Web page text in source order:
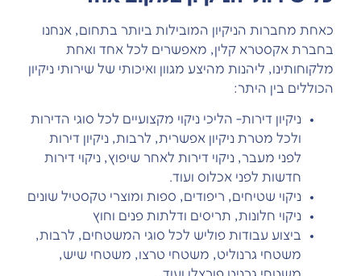
כאחת מחברות הניקיון המובילות ביותר בתחום, אנחנו
בחברת אקסטרא קלין, מאפשרים לכל אחד ואחת
מלקוחותינו, ליהנות מהיצע מגוון ואיכותי של שירותי ניקיון
הכוללים בין היתר:
ניקיון דירות- הליכי ניקוי מקצועיים לכל סוגי הדירות
ולכל מטרת ניקיון אפשרית, לרבות, ניקיון דירות
לפני מעבר, ניקוי דירות לאחר שיפוץ, ניקוי דירות
חדשות לפני אכלוס ועוד.
ניקוי שטיחים, ריפודים, ספות ומוצרי טקסטיל שונים
ניקוי חלונות, תריסים ודלתות פנים וחוץ
ביצוע עבודות פוליש לכל סוגי המשטחים, לרבות,
משטחי גרנוליט, משטחי טרצו, משטחי שיש,